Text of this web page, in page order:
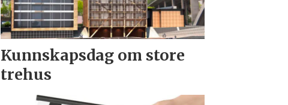
Kunnskapsdag om store
trehus